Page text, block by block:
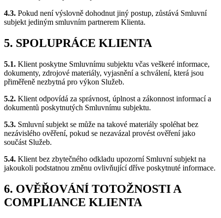
4.3. Pokud není výslovně dohodnut jiný postup, zůstává Smluvní
subjekt jediným smluvním partnerem Klienta.
5. SPOLUPRÁCE KLIENTA
5.1. Klient poskytne Smluvnímu subjektu včas veškeré informace,
dokumenty, zdrojové materiály, vyjasnění a schválení, která jsou
přiměřeně nezbytná pro výkon Služeb.
5.2. Klient odpovídá za správnost, úplnost a zákonnost informací a
dokumentů poskytnutých Smluvnímu subjektu.
5.3. Smluvní subjekt se může na takové materiály spoléhat bez
nezávislého ověření, pokud se nezavázal provést ověření jako
součást Služeb.
5.4. Klient bez zbytečného odkladu upozorní Smluvní subjekt na
jakoukoli podstatnou změnu ovlivňující dříve poskytnuté informace.
6. OVĚŘOVÁNÍ TOTOŽNOSTI A
COMPLIANCE KLIENTA